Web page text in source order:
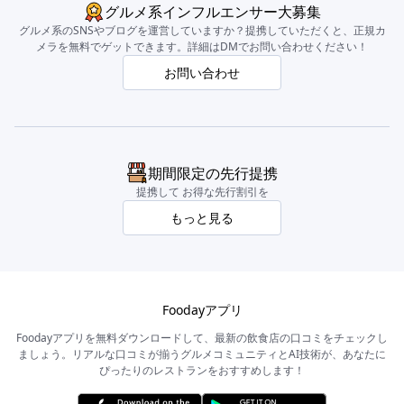
グルメ系インフルエンサー大募集
グルメ系のSNSやブログを運営していますか？提携していただくと、正規カ
メラを無料でゲットできます。詳細はDMでお問い合わせください！
お問い合わせ
期間限定の先行提携
提携して お得な先行割引を
もっと見る
Foodayアプリ
Foodayアプリを無料ダウンロードして、最新の飲食店の口コミをチェックし
ましょう。リアルな口コミが揃うグルメコミュニティとAI技術が、あなたに
ぴったりのレストランをおすすめします！